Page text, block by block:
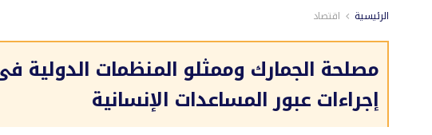
الرئيسية اقتصاد
مصلحة الجمارك وممثلو المنظمات
إجراءات عبور المساعدات الإنسانية